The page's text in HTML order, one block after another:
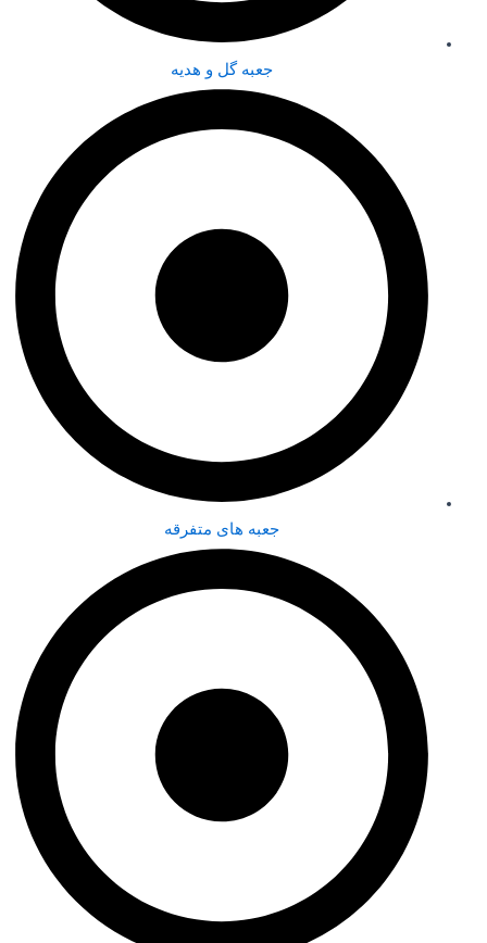
جعبه گل و هدیه
جعبه های متفرقه